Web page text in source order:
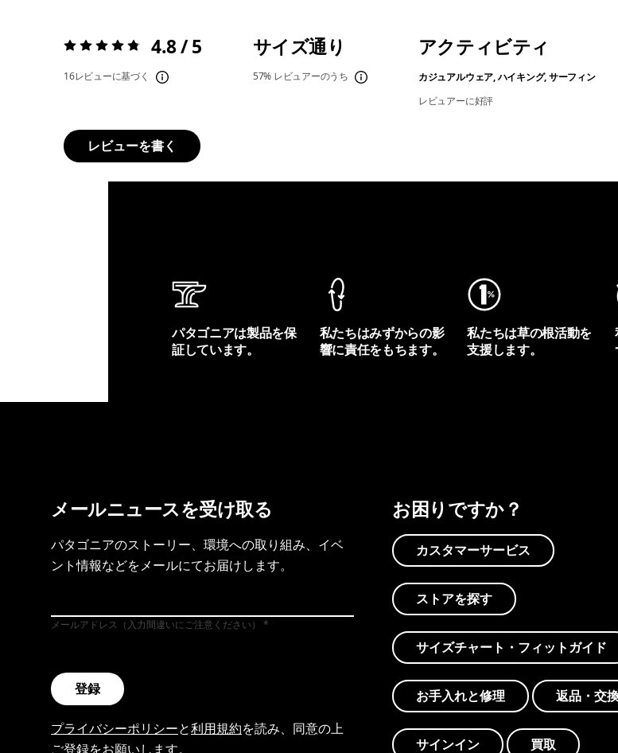
評価:4.8 / 5 4.8 / 5
16レビューに基づく
サイズ通り
57% レビュアーのうち
アクティビティ
カジュアルウェア, ハイキング, サーフィン
レビュアーに好評
レビューを書く
パタゴニアは製品を保
証しています。
私たちはみずからの影
響に責任をもちます。
私たちは草の根活動を
支援します。
メールニュースを受け取る
パタゴニアのストーリー、環境への取り組み、イベ
ント情報などをメールにてお届けします。
メールアドレス（入力間違いにご注意ください）
登録
プライバシーポリシーと利用規約を読み、同意の上
ご登録をお願いします。
お困りですか？
カスタマーサービス
ストアを探す
サイズチャート・フィットガイド
お手入れと修理 返品・交
サインイン 買取